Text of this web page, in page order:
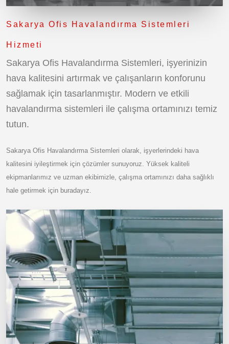
Sakarya Ofis Havalandırma Sistemleri
Hizmeti
Sakarya Ofis Havalandırma Sistemleri, işyerinizin
hava kalitesini artırmak ve çalışanların konforunu
sağlamak için tasarlanmıştır. Modern ve etkili
havalandırma sistemleri ile çalışma ortamınızı temiz
tutun.
Sakarya Ofis Havalandırma Sistemleri olarak, işyerlerindeki hava
kalitesini iyileştirmek için çözümler sunuyoruz. Yüksek kaliteli
ekipmanlarımız ve uzman ekibimizle, çalışma ortamınızı daha sağlıklı
hale getirmek için buradayız.